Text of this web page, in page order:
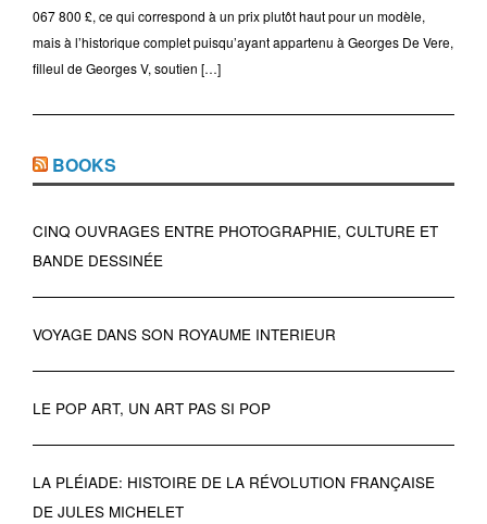
067 800 £, ce qui correspond à un prix plutôt haut pour un modèle,
mais à l’historique complet puisqu’ayant appartenu à Georges De Vere,
filleul de Georges V, soutien […]
BOOKS
CINQ OUVRAGES ENTRE PHOTOGRAPHIE, CULTURE ET
BANDE DESSINÉE
VOYAGE DANS SON ROYAUME INTERIEUR
LE POP ART, UN ART PAS SI POP
LA PLÉIADE: HISTOIRE DE LA RÉVOLUTION FRANÇAISE
DE JULES MICHELET